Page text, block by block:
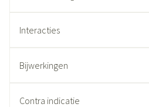
Interacties
Bijwerkingen
Contra indicatie